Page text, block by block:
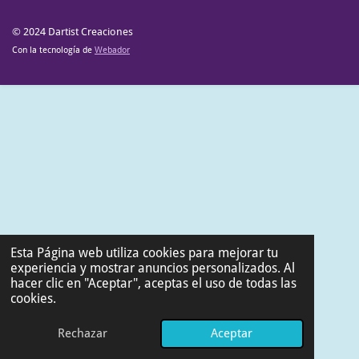
Esta Página web utiliza cookies para mejorar tu
experiencia y mostrar anuncios personalizados. Al
hacer clic en "Aceptar", aceptas el uso de todas las
cookies.
Rechazar Aceptar
© 2024 Dartist Creaciones
Con la tecnología de Webador